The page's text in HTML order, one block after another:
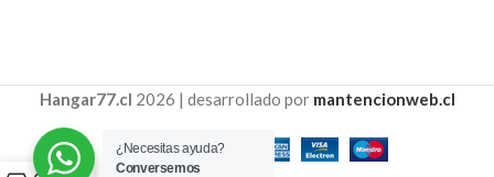
Hangar77.cl 2026 | desarrollado por mantencionweb.cl
¿Necesitas ayuda?
Conversemos